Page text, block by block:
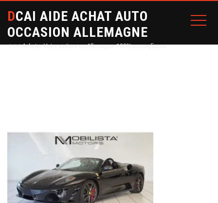
DCAI AIDE ACHAT AUTO
OCCASION ALLEMAGNE
⭐⭐⭐ Acheter Votre voiture en Allemagne 100% en confiance